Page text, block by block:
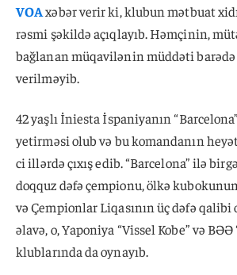
VOAxəbər verir ki, klubun mətbuat
rəsmi şəkildə açıqlayıb. Həmçinin,
bağlanan müqavilənin müddəti
verilməyib.
42 yaşlı İniesta İspaniyanın
yetirməsi olub və bu komandanın
ci illərdə çıxış edib. “Barcelona” ilə
doqquz dəfə çempionu, ölkə
və Çempionlar Liqasının üç dəfə qalibi
əlavə, o, Yaponiya “Vissel Kobe” və BƏƏ
klublarında da oynayıb.